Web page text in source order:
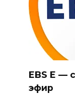
EBS E —
эфир